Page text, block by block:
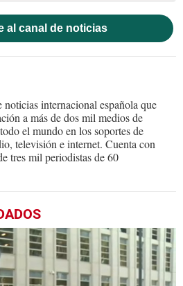
al canal de noticias
noticias internacional española que
a más de dos mil medios de
el mundo en los soportes de
televisión e internet. Cuenta con
tres mil periodistas de 60